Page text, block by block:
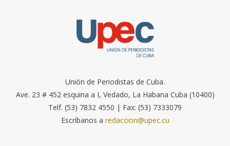
Unión de Periodistas de Cuba.
Ave. 23 # 452 esquina a I, Vedado, La Habana Cuba (10400)
Telf. (53) 7832 4550 | Fax: (53) 7333079
Escríbanos a redaccion@upec.cu